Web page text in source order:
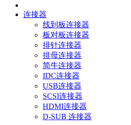
连接器
线到板连接器
板对板连接器
排针连接器
排母连接器
简牛连接器
IDC连接器
USB连接器
SCSI连接器
HDMI连接器
D-SUB 连接器